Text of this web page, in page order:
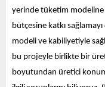
yerinde tüketim modeline
bütçesine katkı
modeli ve kabiliyetiyle
bu projeyle birlikte bir
boyutundan üretici